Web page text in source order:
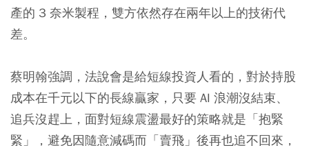
產的 3 奈米製程，雙方依然存在兩年以上的技術代
差。
蔡明翰強調，法說會是給短線投資人看的，對於持股
成本在千元以下的長線贏家，只要 AI 浪潮沒結束、
追兵沒趕上，面對短線震盪最好的策略就是「抱緊
緊」，避免因隨意減碼而「賣飛」後再也追不回來，